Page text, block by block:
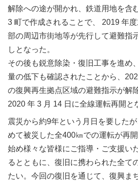
解除への途が開かれ、鉄道用地を含
3 町で作成されることで、 2019 年
部の周辺市街地等が先行して避難指
しとなった。
その後も鋭意除染・復旧工事を進め
量の低下も確認されたことから、
の復興再生拠点区域の避難指示が解
2020 年 3 月 14 日に全線運転再開と
震災から約9年という月日を要した
めて被災した全400㎞での運転が再
始め様々な皆様にご指導・ご支援い
るとともに、復旧に携わられた全て
たい。今回の復旧を通じて、復興ま